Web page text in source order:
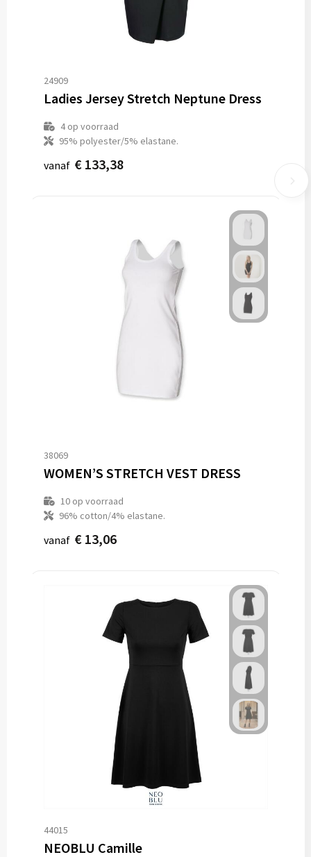
24909
Ladies Jersey Stretch Neptune Dress
4op voorraad
95% polyester/5% elastane.
vanaf € 133,38
38069
WOMEN’S STRETCH VEST DRESS
10op voorraad
96% cotton/4% elastane.
vanaf € 13,06
44015
NEOBLU Camille